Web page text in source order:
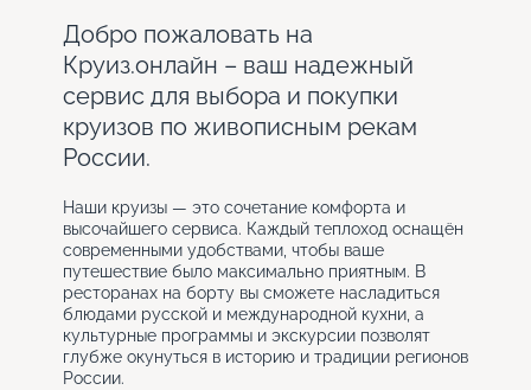
Добро пожаловать на
Круиз.онлайн – ваш надежный
сервис для выбора и покупки
круизов по живописным рекам
России.
Наши круизы — это сочетание комфорта и
высочайшего сервиса. Каждый теплоход оснащён
современными удобствами, чтобы ваше
путешествие было максимально приятным. В
ресторанах на борту вы сможете насладиться
блюдами русской и международной кухни, а
культурные программы и экскурсии позволят
глубже окунуться в историю и традиции регионов
России.